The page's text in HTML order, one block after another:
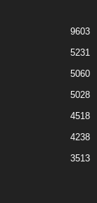
9603
5231
5060
5028
4518
4238
3513